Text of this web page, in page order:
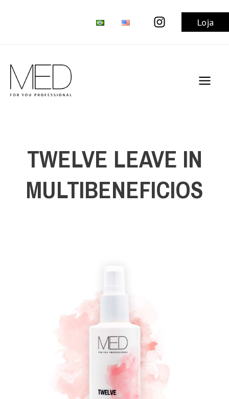
Loja
TWELVE LEAVE IN
MULTIBENEFICIOS